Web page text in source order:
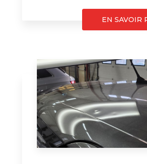
EN SAVOIR